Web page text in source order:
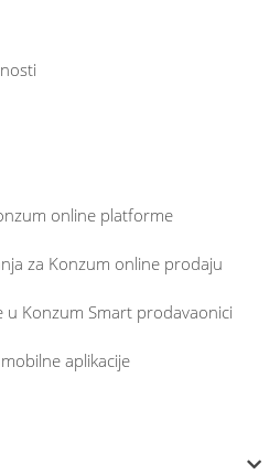
online platforme
za Konzum online prodaju
Konzum Smart prodavaonici
aplikacije